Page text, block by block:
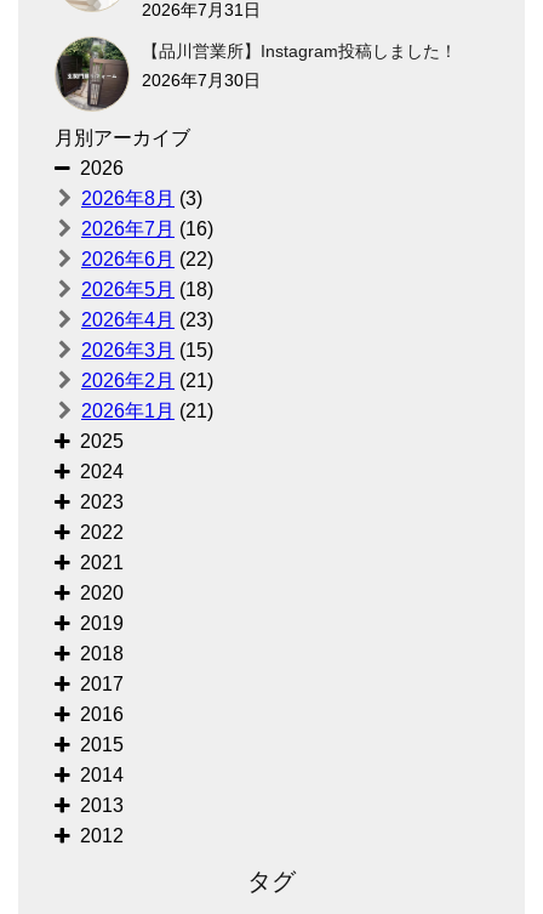
2026年7月31日
【品川営業所】Instagram投稿しました！
2026年7月30日
月別アーカイブ
2026
2026年8月 (3)
2026年7月 (16)
2026年6月 (22)
2026年5月 (18)
2026年4月 (23)
2026年3月 (15)
2026年2月 (21)
2026年1月 (21)
2025
2024
2023
2022
2021
2020
2019
2018
2017
2016
2015
2014
2013
2012
タグ